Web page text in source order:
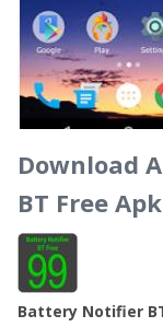
Download
BT Free Apk
Battery Notifier